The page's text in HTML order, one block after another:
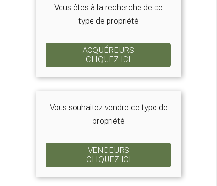
Vous êtes à la recherche de ce
type de propriété
ACQUÉREURS
CLIQUEZ ICI
Vous souhaitez vendre ce type de
propriété
VENDEURS
CLIQUEZ ICI